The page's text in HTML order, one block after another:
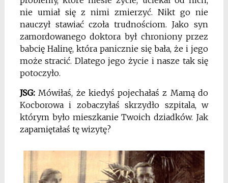
nie umiał się z nimi zmierzyć. Nikt go nie
nauczył stawiać czoła trudnościom. Jako syn
zamordowanego doktora był chroniony przez
babcię Halinę, która panicznie się bała, że i jego
może stracić. Dlatego jego życie i nasze tak się
potoczyło.
JSG:Mówiłaś, że kiedyś pojechałaś z Mamą do
Kocborowa i zobaczyłaś skrzydło szpitala, w
którym było mieszkanie Twoich dziadków. Jak
zapamiętałaś tę wizytę?